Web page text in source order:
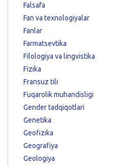
Falsafa
Fan va texnologiyalar
Fanlar
Farmatsevtika
Filologiya va lingvistika
Fizika
Fransuz tili
Fuqarolik muhandisligi
Gender tadqiqotlari
Genetika
Geofizika
Geografiya
Geologiya